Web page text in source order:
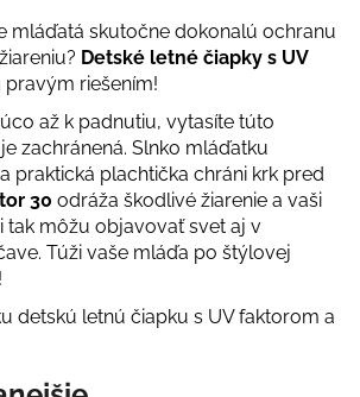
mláďatá skutočne dokonalú ochranu
Detské letné čiapky s UV
riešením!
až k padnutiu, vytasíte túto
zachránená. Slnko mláďatku
praktická plachtička chráni krk pred
30 odráža škodlivé žiarenie a vaši
tak môžu objavovať svet aj v
Túži vaše mláďa po štýlovej
detskú letnú čiapku s UV faktorom a